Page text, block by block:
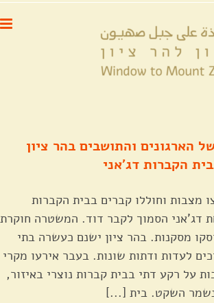
הארגונים והתושבים בהר ציון
הקברות דג'אני
מצבות וחוללו קברים בבית הקברות
דג'אני הסמוך לקבר דוד. המשטרה חוקרת
מסקנות. בהר ציון ישנם כעשרה בתי
לעדות ודתות שונות. בעבר אירעו מקרי
על רקע דתי בבית קברות נוצרי באיזור,
נשמר השקט. בית [...]